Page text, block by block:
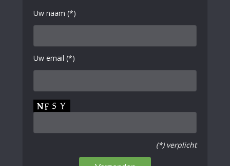
Uw naam (*)
Uw email (*)
(*) verplicht